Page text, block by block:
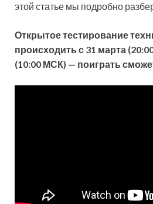
этой статье мы подробно
Открытое тестирование
происходить с 31 марта
(10:00 МСК) — поиграть